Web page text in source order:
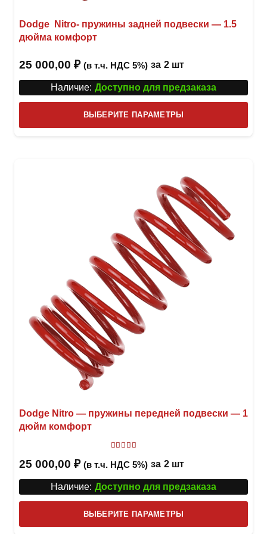
Dodge Nitro- пружины задней подвески — 1.5
дюйма комфорт
25 000,00 ₽ (в т.ч. НДС 5%) за 2 шт
Наличие: Доступно для предзаказа
ВЫБЕРИТЕ ПАРАМЕТРЫ
товар
Dodge Nitro — пружины передней подвески — 1
дюйм комфорт
25 000,00 ₽ (в т.ч. НДС 5%) за 2 шт
Наличие: Доступно для предзаказа
ВЫБЕРИТЕ ПАРАМЕТРЫ
товар